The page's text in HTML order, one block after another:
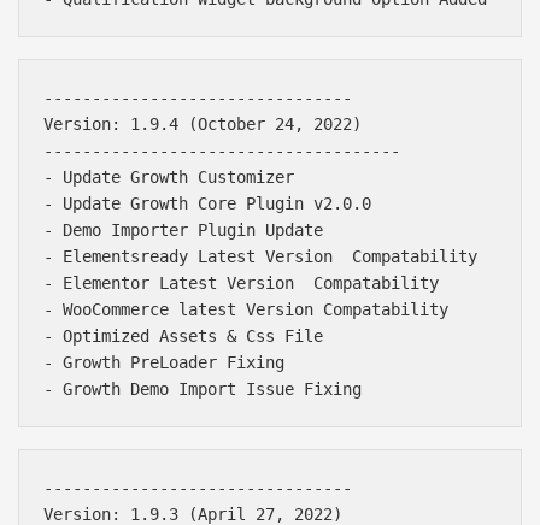
--------------------------------
Version: 1.9.4 (October 24, 2022)
-------------------------------------
- Update Growth Customizer
- Update Growth Core Plugin v2.0.0
- Demo Importer Plugin Update
- Elementsready Latest Version  Compatability
- Elementor Latest Version  Compatability
- WooCommerce latest Version Compatability
- Optimized Assets & Css File
- Growth PreLoader Fixing
--------------------------------
Version: 1.9.3 (April 27, 2022)